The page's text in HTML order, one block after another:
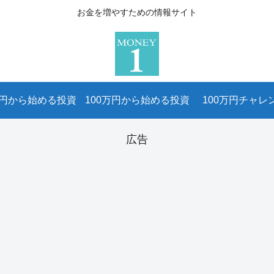
お金を増やすための情報サイト
から始める投資 100万円から始める投資 100万円チャレ
広告